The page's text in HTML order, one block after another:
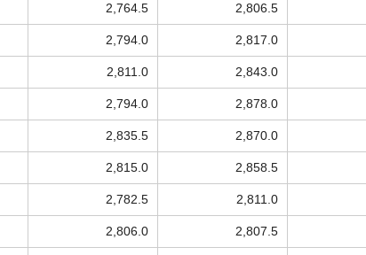
2,764.5 2,806.5
2,794.0 2,817.0
2,811.0 2,843.0
2,794.0 2,878.0
2,835.5 2,870.0
2,815.0 2,858.5
2,782.5 2,811.0
2,806.0 2,807.5